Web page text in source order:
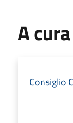
A
Consiglio